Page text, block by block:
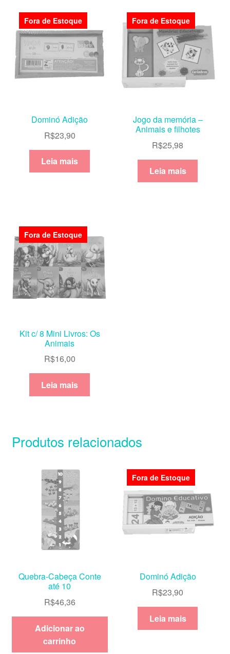
Fora de Estoque
Dominó Adição
R$23,90
Leia mais
Fora de Estoque
Jogo da memória –
Animais e filhotes
R$25,98
Leia mais
Fora de Estoque
Kit c/ 8 Mini Livros: Os
Animais
R$16,00
Leia mais
Produtos relacionados
Quebra-Cabeça Conte
até 10
R$46,36
Adicionar ao
carrinho
Fora de Estoque
Dominó Adição
R$23,90
Leia mais